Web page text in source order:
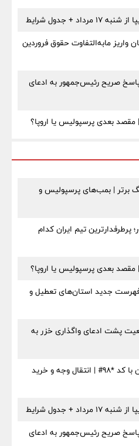
واریز مابه‌التفاوت حقوق فروردین
صریح رئیس‌جمهور به ادعای
بعدی پرسپولیس یا اروپا؟
برتر | بمب‌های پرسپولیس و
پرطرفدارترین تیم ایران کدام
بعدی پرسپولیس یا اروپا؟
۱۴ مرداد | فهرست جدید استان‌های تعطیل و
پشت ادعای واگذاری خزر به
نحوه فعال‌سازی کیف پول ایران با کد *98# | انتقال وجه و خرید
صریح رئیس‌جمهور به ادعای